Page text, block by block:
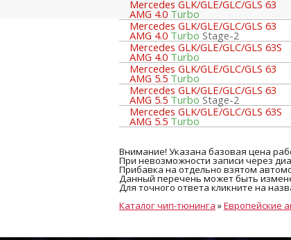
Mercedes GLK/GLE/GLC/GLS 63
AMG 4.0 Turbo
Mercedes GLK/GLE/GLC/GLS 63
AMG 4.0 Turbo Stage-2
Mercedes GLK/GLE/GLC/GLS 63S
AMG 4.0 Turbo
Mercedes GLK/GLE/GLC/GLS 63
AMG 5.5 Turbo
Mercedes GLK/GLE/GLC/GLS 63
AMG 5.5 Turbo Stage-2
Mercedes GLK/GLE/GLC/GLS 63S
AMG 5.5 Turbo
Внимание! Указана базовая цена
При невозможности записи через
Прибавка на отдельно взятом
Данный перечень может быть
Для точного ответа кликните на
Каталог чип-тюнинга »Европейские